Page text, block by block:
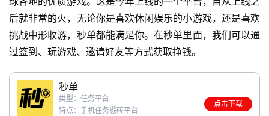
后就非常的火，无论你是喜欢休闲娱乐的小游戏，还是喜欢
挑战中形收游，秒单都能满足你。在秒单里面，我们可以通
过签到、玩游戏、邀请好友等方式获取挣钱。
秒单
类型：任务平台
特点：手机任务搬砖平台
点击下载